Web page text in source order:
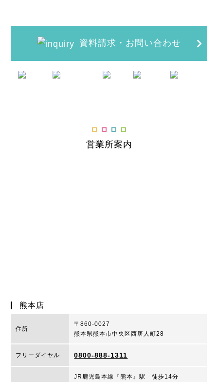
資料請求・お問い合わせ
営業所案内
熊本店
住所
〒860-0027
熊本県熊本市中央区西唐人町28
フリーダイヤル 0800-888-1311
JR鹿児島本線『熊本』駅 徒歩14分